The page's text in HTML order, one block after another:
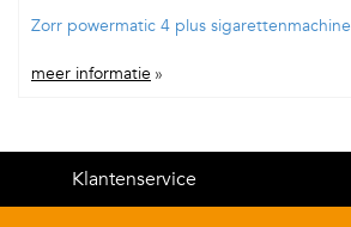
Zorr powermatic 4 plus sigarettenmachine
meer informatie »
Klantenservice